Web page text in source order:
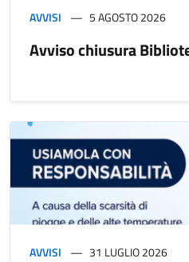
AVVISI 5 AGOSTO 2026
Avviso chiusura
AVVISI 31 LUGLIO 2026